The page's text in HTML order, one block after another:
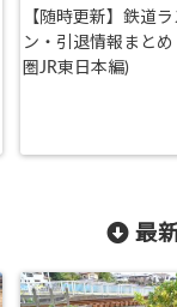
【随時更新】鉄道
ン・引退情報まとめ
圏JR東日本編)
最